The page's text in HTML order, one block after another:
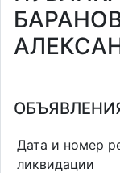
Дата и номер
ликвидации